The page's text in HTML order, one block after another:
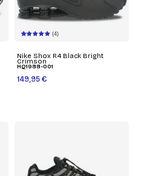
(4)
Nike Shox R4 Black Bright
Crimson
HQ1988-001
149,95 €